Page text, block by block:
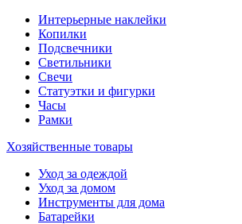
Интерьерные наклейки
Копилки
Подсвечники
Светильники
Свечи
Статуэтки и фигурки
Часы
Рамки
Хозяйственные товары
Уход за одеждой
Уход за домом
Инструменты для дома
Батарейки